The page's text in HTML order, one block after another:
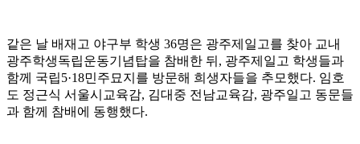
같은 날 배재고 야구부 학생 36명은 광주제일고를 찾아 교내
광주학생독립운동기념탑을 참배한 뒤, 광주제일고 학생들과
함께 국립5·18민주묘지를 방문해 희생자들을 추모했다. 임호
도 정근식 서울시교육감, 김대중 전남교육감, 광주일고 동문들
과 함께 참배에 동행했다.